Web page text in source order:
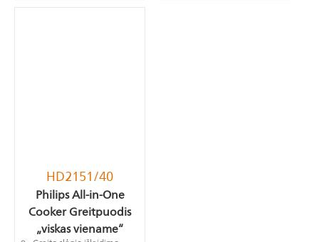
HD2151/40
Philips All-in-One
Cooker Greitpuodis
„viskas viename“